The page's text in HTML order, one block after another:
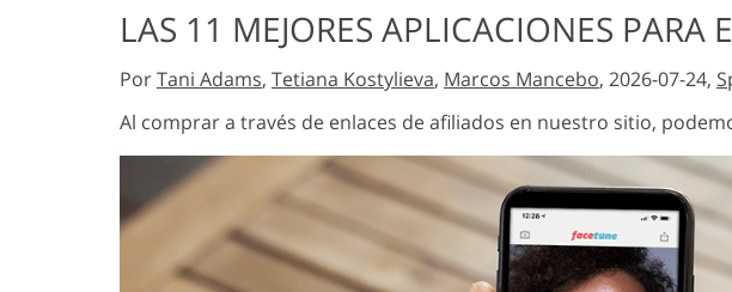
Servicios de retoque en la
Servicios de Edición de
Fotos de Bodas
Modelos generados por IA
para prendas de vestir
Servicios
de
Preestablecidos de
Lightroom
Colecciones completas
de preajustes LR
Ajustes preestablecidos
de mejor oferta
Colección móvil
Acciones de Photoshop
Pinceles de Photoshop
Superposiciones de
Texturas de Photoshop
Acciones Ps Colecciones
completas
Ps superpone
colecciones enteras
Plantillas
Plantillas
Tarjetas
infantil
LAS 11 MEJORES APLICACIONES
PorTani Adams, Tetiana Kostylieva, Marcos Mancebo, 2026-07-24,
Al comprar a través de enlaces de afiliados en nuestro sitio,